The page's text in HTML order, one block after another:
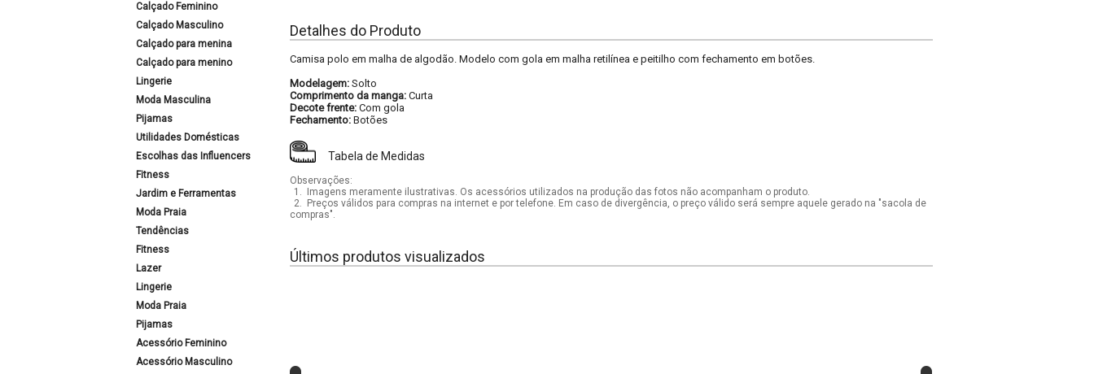
Calçado Feminino
Calçado Masculino
Calçado para menina
Calçado para menino
Lingerie
Moda Masculina
Pijamas
Utilidades Domésticas
Escolhas das Influencers
Fitness
Jardim e Ferramentas
Moda Praia
Tendências
Fitness
Lazer
Lingerie
Moda Praia
Pijamas
Acessório Feminino
Acessório Masculino
Detalhes do Produto
Camisa polo em malha de algodão. Modelo com gola em malha retilínea e peitilho com fechamento em botões.
Modelagem: Solto
Comprimento da manga: Curta
Decote frente: Com gola
Fechamento: Botões
Tabela de Medidas
Observações:
1.
Imagens meramente ilustrativas. Os acessórios utilizados na produção das fotos não acompanham o produto.
2.
Preços válidos para compras na internet e por telefone. Em caso de divergência, o preço válido será sempre aquele gerado na "sacola de
compras".
Últimos produtos visualizados